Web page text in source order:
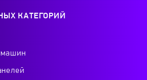
КАТЕГОРИЙ
машин